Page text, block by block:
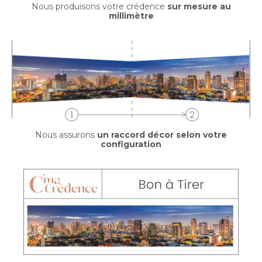
Nous produisons votre crédence sur mesure au
millimètre
Nous assurons un raccord décor selon votre
configuration